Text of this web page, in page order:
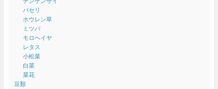
パセリ
ホウレン草
ミツバ
モロヘイヤ
レタス
小松菜
白菜
菜花
豆類